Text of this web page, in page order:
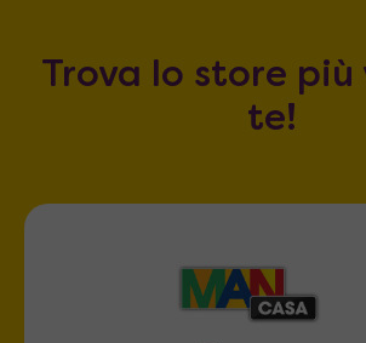
Trova lo store più
te!